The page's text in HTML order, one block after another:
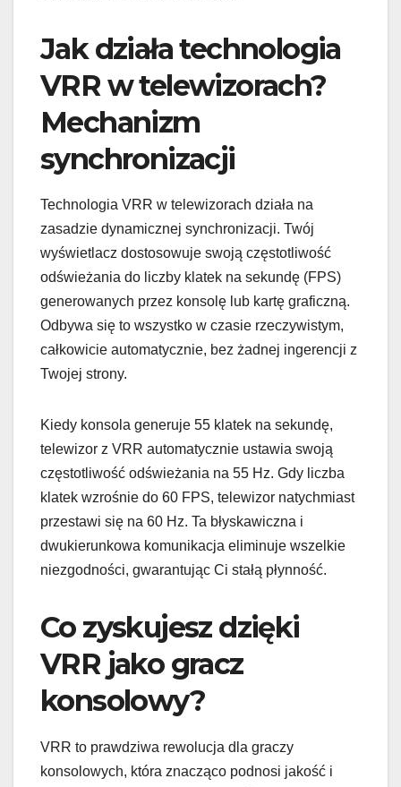
Jak działa technologia
VRR w telewizorach?
Mechanizm
synchronizacji
Technologia VRR w telewizorach działa na
zasadzie dynamicznej synchronizacji. Twój
wyświetlacz dostosowuje swoją częstotliwość
odświeżania do liczby klatek na sekundę (FPS)
generowanych przez konsolę lub kartę graficzną.
Odbywa się to wszystko w czasie rzeczywistym,
całkowicie automatycznie, bez żadnej ingerencji z
Twojej strony.
Kiedy konsola generuje 55 klatek na sekundę,
telewizor z VRR automatycznie ustawia swoją
częstotliwość odświeżania na 55 Hz. Gdy liczba
klatek wzrośnie do 60 FPS, telewizor natychmiast
przestawi się na 60 Hz. Ta błyskawiczna i
dwukierunkowa komunikacja eliminuje wszelkie
niezgodności, gwarantując Ci stałą płynność.
Co zyskujesz dzięki
VRR jako gracz
konsolowy?
VRR to prawdziwa rewolucja dla graczy
konsolowych, która znacząco podnosi jakość i